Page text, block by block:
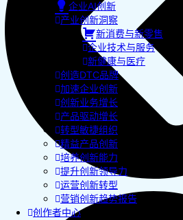
企业AI创新
产业创新洞察
新消费与新零售
企业技术与服务
新健康与医疗
创造DTC品牌
加速企业创新
创新业务增长
产品驱动增长
转型敏捷组织
精益产品创新
培养创新能力
提升创新领导力
运营创新转型
营销创新趋势报告
创作者中心